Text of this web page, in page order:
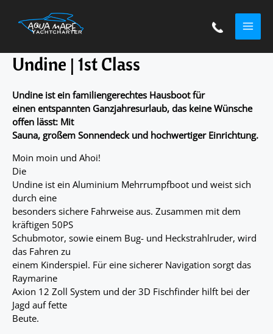
Inhalt
springen
Undine | 1st Class
Undine ist ein familiengerechtes Hausboot für
einen entspannten Ganzjahresurlaub, das keine Wünsche
offen lässt: Mit
Sauna, großem Sonnendeck und hochwertiger Einrichtung.
Moin moin und Ahoi!
Die
Undine ist ein Aluminium Mehrrumpfboot und weist sich
durch eine
besonders sichere Fahrweise aus. Zusammen mit dem
kräftigen 50PS
Schubmotor, sowie einem Bug- und Heckstrahlruder, wird
das Fahren zu
einem Kinderspiel. Für eine sicherer Navigation sorgt das
Raymarine
Axion 12 Zoll System und der 3D Fischfinder hilft bei der
Jagd auf fette
Beute.